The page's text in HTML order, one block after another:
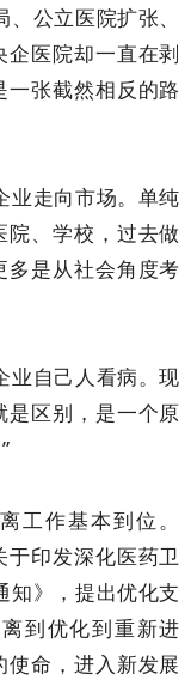
公立医院扩张、
医院却一直在剥
张截然相反的路
业走向市场。单纯
、学校，过去做
多是从社会角度考
业自己人看病。现
区别，是一个原
工作基本到位。
印发深化医药卫
知》，提出优化支
到优化到重新进
命，进入新发展